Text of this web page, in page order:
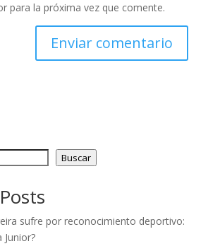
para la próxima vez que comente.
Buscar
sufre por reconocimiento deportivo: